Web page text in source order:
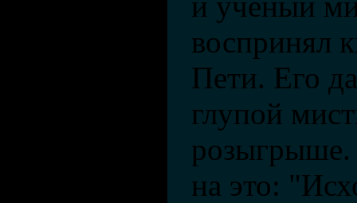
воспринял
Пети. Его
глупой
розыгрыше.
на это: